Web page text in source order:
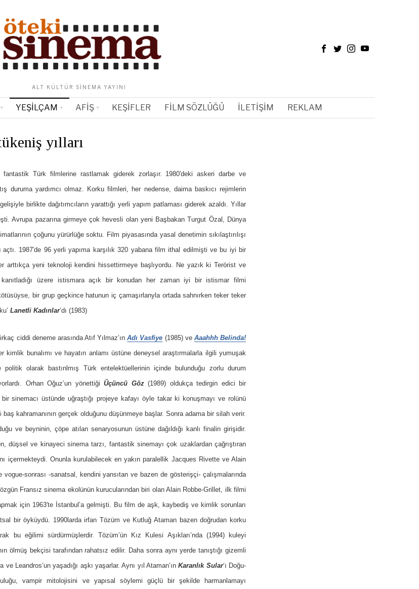
ALT KÜLTÜR SINEMA YAYINI
YEŞILÇAM AFIŞ KEŞIFLER FILM SÖZLÜĞÜ İLETIŞIM REKLAM
yılları
fantastik Türk filmlerine rastlamak giderek zorlaşır. 1980′deki askeri darbe ve
duruma yardımcı olmaz. Korku filmleri, her nedense, daima baskıcı rejimlerin
birlikte dağıtımcıların yarattığı yerli yapım patlaması giderek azaldı. Yıllar
Avrupa pazarına girmeye çok hevesli olan yeni Başbakan Turgut Özal, Dünya
çoğunu yürürlüğe soktu. Film piyasasında yasal denetimin sıkılaştırılışı
açtı. 1987′de 96 yerli yapıma karşılık 320 yabana film ithal edilmişti ve bu iyi bir
arttıkça yeni teknoloji kendini hissettirmeye başlıyordu. Ne yazık ki Terörist ve
kanıtladığı üzere istismara açık bir konudan her zaman iyi bir istismar filmi
bir grup geçkince hatunun iç çamaşırlanyla ortada sahnırken teker teker
Lanetli Kadınlar’dı (1983)
ciddi deneme arasında Atıf Yılmaz’ınAdı Vasfiye (1985) ve Aaahhh Belinda!
kimlik bunalımı ve hayatın anlamı üstüne deneysel araştırmalarla ilgili yumuşak
politik olarak bastınlmış Türk entelektüellerinin içinde bulunduğu zorlu durum
Orhan Oğuz’un yönettiği Üçüncü Göz(1989) oldukça tedirgin edici bir
sinemacı üstünde uğraştığı projeye kafayı öyle takar ki konuşmayı ve rolünü
kahramanının gerçek olduğunu düşünmeye başlar. Sonra adama bir silah verir.
ve beyninin, çöpe atılan senaryosunun üstüne dağıldığı kanlı finalin girişidir.
düşsel ve kinayeci sinema tarzı, fantastik sinemayı çok uzaklardan çağrıştıran
içermekteydi. Onunla kurulabilecek en yakın paralellik Jacques Rivette ve Alain
sonrası -sanatsal, kendini yansıtan ve bazen de gösterişçi- çalışmalarında
Fransız sinema ekolünün kurucularından biri olan Alain Robbe-Grillet, ilk filmi
için 1963′te İstanbul’a gelmişti. Bu film de aşk, kaybediş ve kimlik sorunları
bir öyküydü. 1990larda irfan Tözüm ve Kutluğ Ataman bazen doğrudan korku
bu eğilimi sürdürmüşlerdir. Tözüm’ün Kız Kulesi Aşıkları’nda (1994) kuleyi
ölmüş bekçisi tarafından rahatsız edilir. Daha sonra aynı yerde tanıştığı gizemli
Leandros’un yaşadığı aşkı yaşarlar. Aynı yıl Ataman’ınKaranlık Sular‘ı Doğu-
vampir mitolojisini ve yapısal söylemi güçlü bir şekilde harmanlamayı